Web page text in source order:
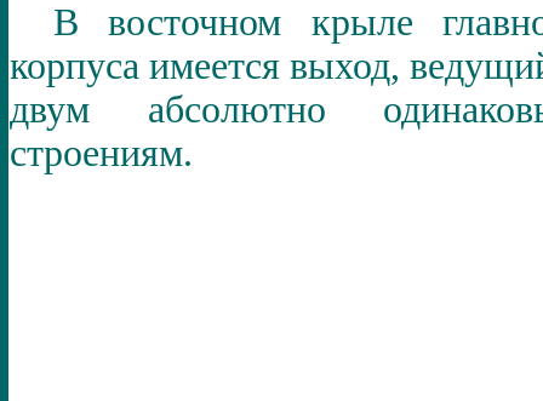
В восточном крыле
корпуса имеется выход,
двум абсолютно
строениям.